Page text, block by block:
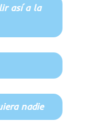
así a la
nadie